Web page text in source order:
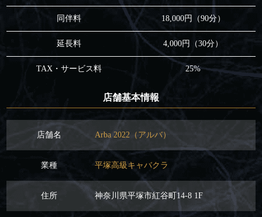
同伴料 18,000円（90分）
延長料 4,000円（30分）
TAX・サービス料 25%
店舗基本情報
店舗名 Arba 2022（アルバ）
業種 平塚高級キャバクラ
住所 神奈川県平塚市紅谷町14-8 1F